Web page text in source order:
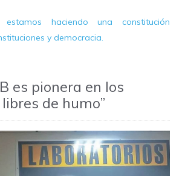
estamos haciendo una constitución
y democracia.
es pionera en los
de humo”